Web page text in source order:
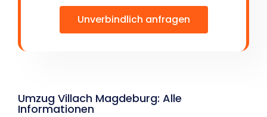
Unverbindlich anfragen
Umzug Villach Magdeburg: Alle
Informationen